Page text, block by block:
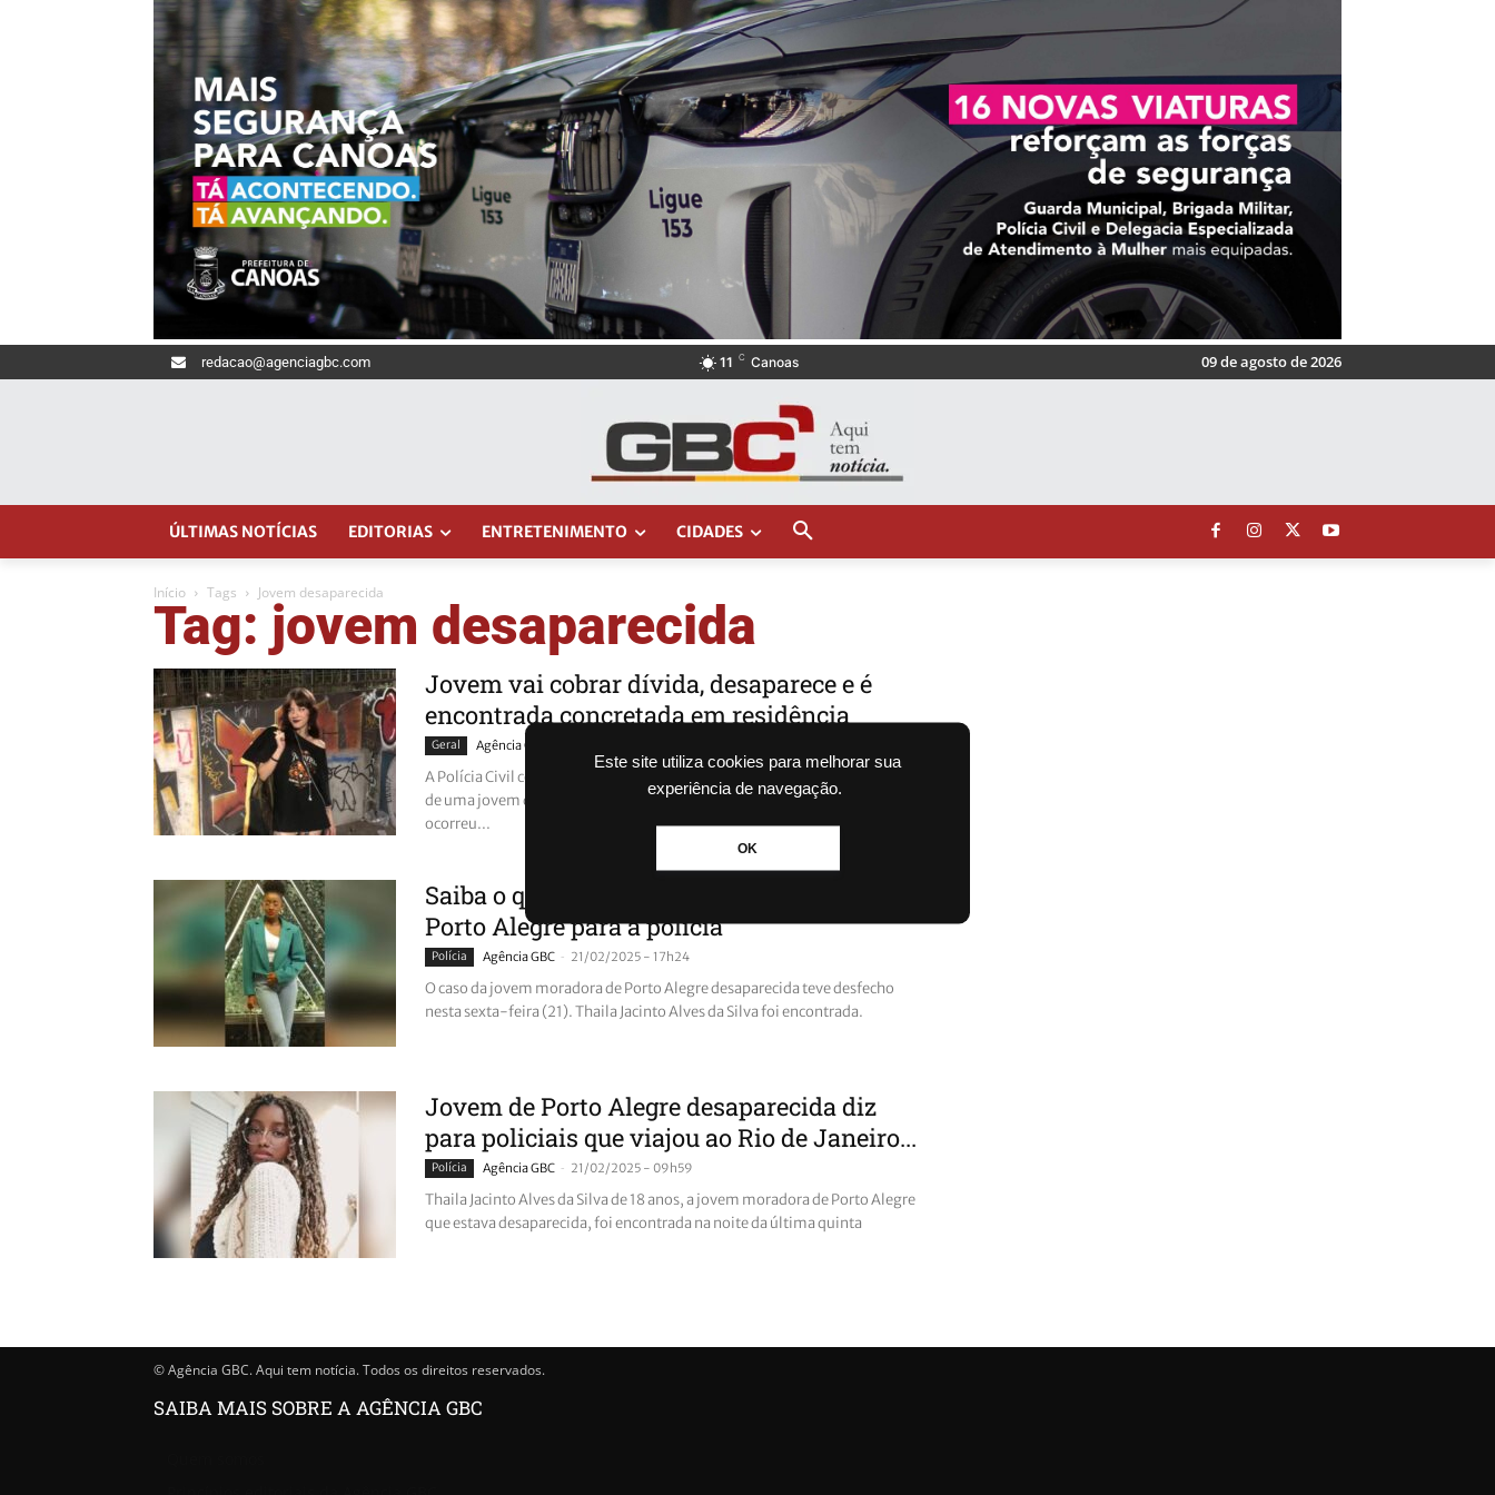
Este site utiliza cookies para melhorar sua
experiência de navegação.
OK
redacao@agenciagbc.com 11 C Canoas 09 de agosto de 2026
ÚLTIMAS NOTÍCIAS EDITORIAS ENTRETENIMENTO CIDADES
Início Tags Jovem desaparecida
Tag: jovem desaparecida
Jovem vai cobrar dívida, desaparece e é
encontrada concretada em residência
Geral Agência GBC
A Polícia Civil confirmou que encontrou na última quarta-feira (12) o corpo
de uma jovem que estava desaparecida desde domingo (9). O caso
ocorreu...
Saiba o que disse jovem desaparecida em
Porto Alegre para a polícia
Polícia Agência GBC - 21/02/2025 - 17h24
O caso da jovem moradora de Porto Alegre desaparecida teve desfecho
nesta sexta-feira (21). Thaila Jacinto Alves da Silva foi encontrada.
Jovem de Porto Alegre desaparecida diz
para policiais que viajou ao Rio de Janeiro...
Polícia Agência GBC - 21/02/2025 - 09h59
Thaila Jacinto Alves da Silva de 18 anos, a jovem moradora de Porto Alegre
que estava desaparecida, foi encontrada na noite da última quinta
© Agência GBC. Aqui tem notícia. Todos os direitos reservados.
SAIBA MAIS SOBRE A AGÊNCIA GBC